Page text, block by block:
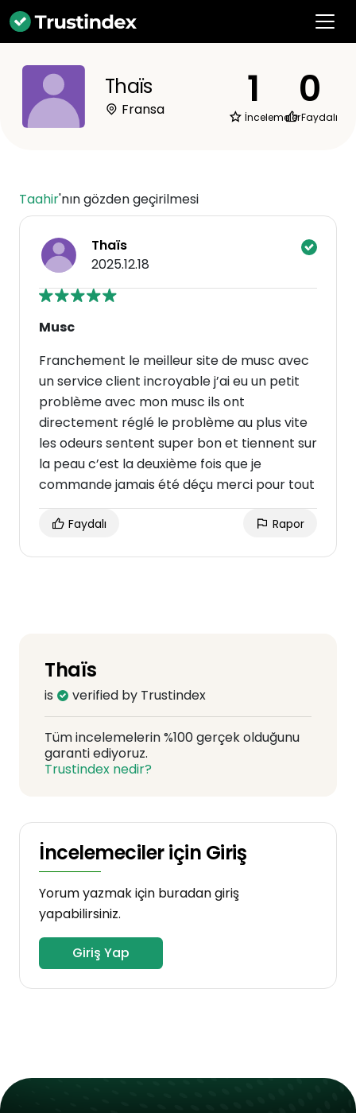
Thaïs
Fransa 1
İncelemeler
0
Faydalı
Taahir'nın gözden geçirilmesi
Thaïs
2025.12.18
Musc
Franchement le meilleur site de musc avec
un service client incroyable j’ai eu un petit
problème avec mon musc ils ont
directement réglé le problème au plus vite
les odeurs sentent super bon et tiennent sur
la peau c’est la deuxième fois que je
commande jamais été déçu merci pour tout
Faydalı Rapor
Thaïs
is verified by Trustindex
Tüm incelemelerin %100 gerçek olduğunu
garanti ediyoruz.
Trustindex nedir?
İncelemeciler için Giriş
Yorum yazmak için buradan giriş
yapabilirsiniz.
Giriş Yap